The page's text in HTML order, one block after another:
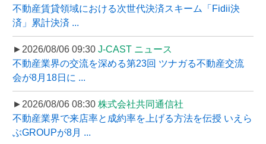
不動産賃貸領域における次世代決済スキーム「Fidii決
済」累計決済 ...
►2026/08/06 09:30 J-CAST ニュース
不動産業界の交流を深める第23回 ツナガる不動産交流
会が8月18日に ...
►2026/08/06 08:30 株式会社共同通信社
不動産業界で来店率と成約率を上げる方法を伝授 いえら
ぶGROUPが8月 ...